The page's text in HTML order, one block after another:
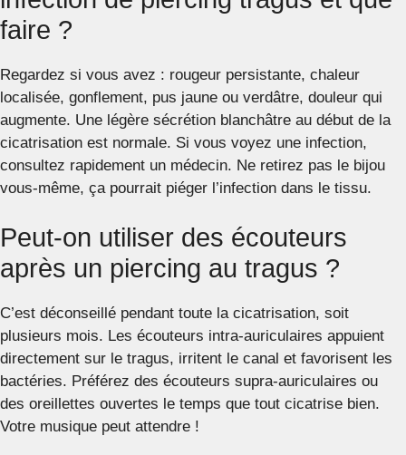
faire ?
Regardez si vous avez : rougeur persistante, chaleur
localisée, gonflement, pus jaune ou verdâtre, douleur qui
augmente. Une légère sécrétion blanchâtre au début de la
cicatrisation est normale. Si vous voyez une infection,
consultez rapidement un médecin. Ne retirez pas le bijou
vous-même, ça pourrait piéger l’infection dans le tissu.
Peut-on utiliser des écouteurs
après un piercing au tragus ?
C’est déconseillé pendant toute la cicatrisation, soit
plusieurs mois. Les écouteurs intra-auriculaires appuient
directement sur le tragus, irritent le canal et favorisent les
bactéries. Préférez des écouteurs supra-auriculaires ou
des oreillettes ouvertes le temps que tout cicatrise bien.
Votre musique peut attendre !